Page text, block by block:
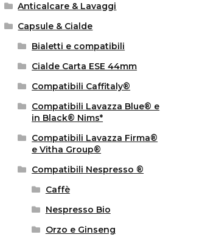
Anticalcare & Lavaggi
Capsule & Cialde
Bialetti e compatibili
Cialde Carta ESE 44mm
Compatibili Caffitaly®
Compatibili Lavazza Blue® e
in Black® Nims*
Compatibili Lavazza Firma®
e Vitha Group®
Compatibili Nespresso ®
Caffè
Nespresso Bio
Orzo e Ginseng